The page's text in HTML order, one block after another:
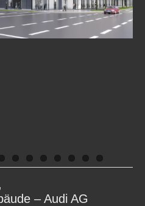
– Audi AG